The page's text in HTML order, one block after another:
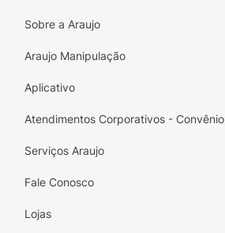
Sobre a Araujo
Araujo Manipulação
Aplicativo
Atendimentos Corporativos - Convênio
Serviços Araujo
Fale Conosco
Lojas